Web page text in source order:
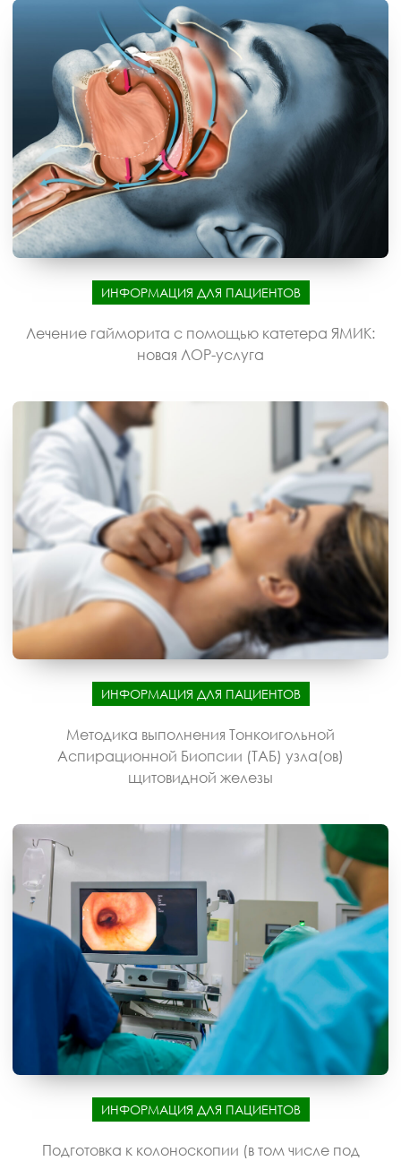
ИНФОРМАЦИЯ ДЛЯ ПАЦИЕНТОВ
Лечение гайморита с помощью катетера ЯМИК:
новая ЛОР-услуга
ИНФОРМАЦИЯ ДЛЯ ПАЦИЕНТОВ
Методика выполнения Тонкоигольной
Аспирационной Биопсии (ТАБ) узла(ов)
щитовидной железы
ИНФОРМАЦИЯ ДЛЯ ПАЦИЕНТОВ
Подготовка к колоноскопии (в том числе под